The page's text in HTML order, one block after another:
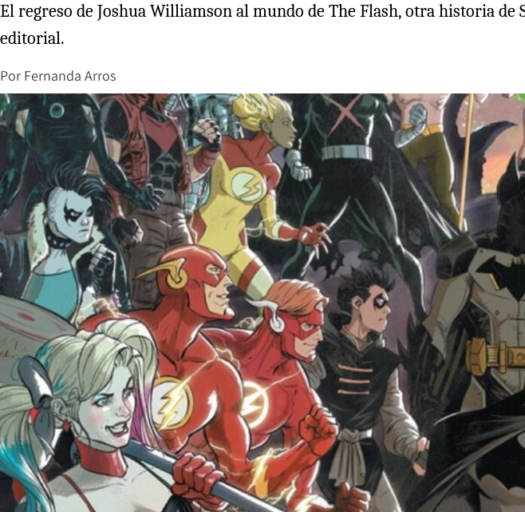
El regreso de Joshua Williamson al mundo de The Flash, otra historia
editorial.
Por Fernanda Arros